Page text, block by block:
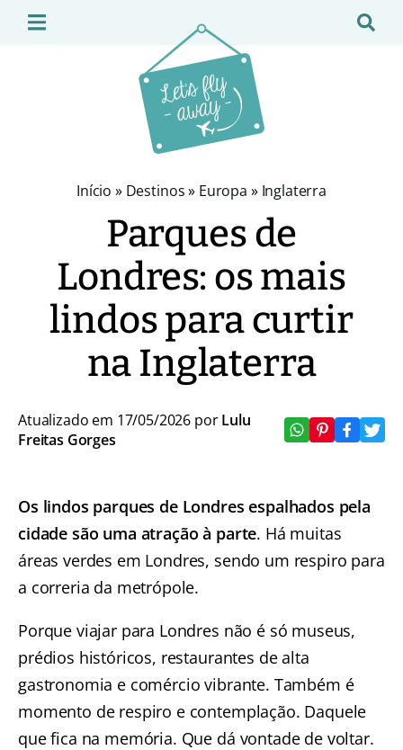
Início » Destinos» Europa » Inglaterra
Parques de
Londres: os mais
lindos para curtir
na Inglaterra
Atualizado em 17/05/2026 porLulu
Freitas Gorges
Os lindos parques de Londres espalhados pela
cidade são uma atração à parte. Há muitas
áreas verdes em Londres, sendo um respiro para
a correria da metrópole.
Porque viajar para Londres não é só museus,
prédios históricos, restaurantes de alta
gastronomia e comércio vibrante. Também é
momento de respiro e contemplação. Daquele
que fica na memória. Que dá vontade de voltar.